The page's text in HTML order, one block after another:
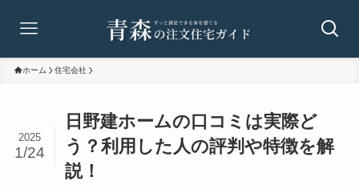
ホーム 住宅会社
日野建ホームの口コミは実際ど
う？利用した人の評判や特徴を解
説！
2025
1/24